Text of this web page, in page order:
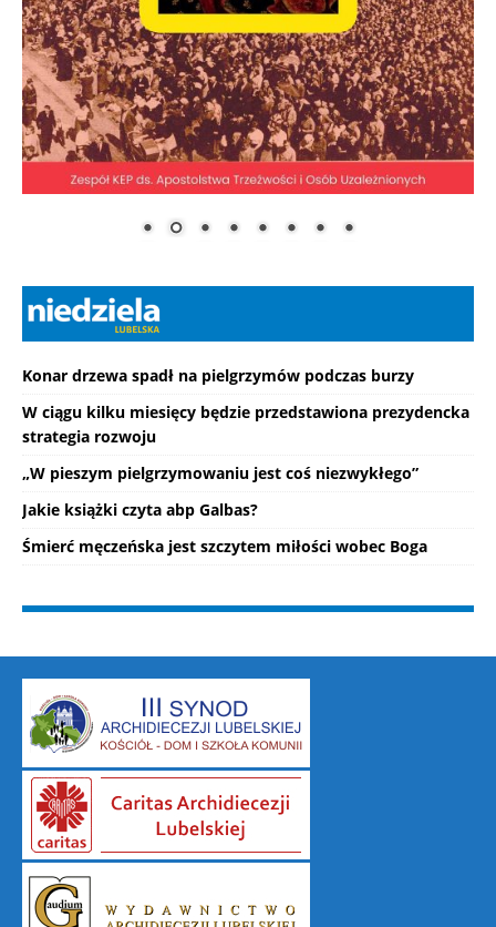
Konar drzewa spadł na pielgrzymów podczas burzy
W ciągu kilku miesięcy będzie przedstawiona prezydencka
strategia rozwoju
„W pieszym pielgrzymowaniu jest coś niezwykłego”
Jakie książki czyta abp Galbas?
Śmierć męczeńska jest szczytem miłości wobec Boga